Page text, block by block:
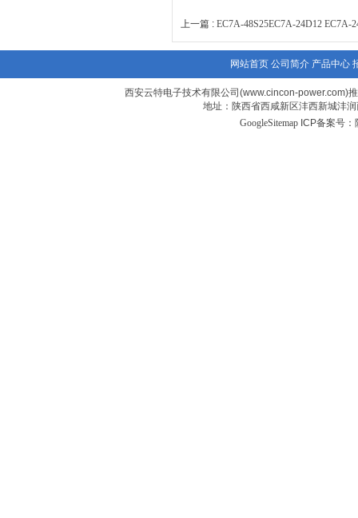
上一篇 : EC7A-48S25EC7A-24D12 EC7A-
网站首页 公司简介 产品中心
西安云特电子技术有限公司(www.cincon-power.com)
地址：陕西省西咸新区沣西新城沣
GoogleSitemap ICP备案号：